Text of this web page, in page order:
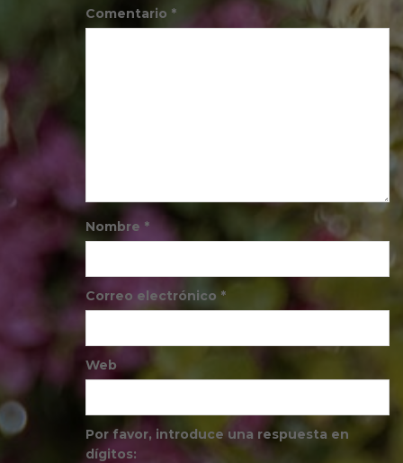
Comentario *
Nombre *
Correo electrónico *
Web
Por favor, introduce una respuesta en
dígitos: